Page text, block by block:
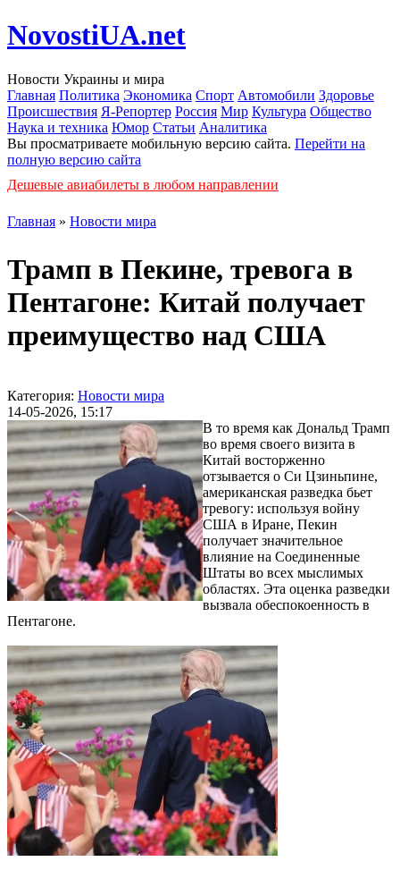
NovostiUA.net
Новости Украины и мира
Главная Политика Экономика Спорт Автомобили Здоровье
Происшествия Я-Репортер Россия Мир Культура Общество
Наука и техника Юмор Статьи Аналитика
Вы просматриваете мобильную версию сайта. Перейти на
полную версию сайта
Дешевые авиабилеты в любом направлении
Главная » Новости мира
Трамп в Пекине, тревога в
Пентагоне: Китай получает
преимущество над США
Категория: Новости мира
14-05-2026, 15:17
В то время как Дональд Трамп
во время своего визита в
Китай восторженно
отзывается о Си Цзиньпине,
американская разведка бьет
тревогу: используя войну
США в Иране, Пекин
получает значительное
влияние на Соединенные
Штаты во всех мыслимых
областях. Эта оценка разведки
вызвала обеспокоенность в
Пентагоне.